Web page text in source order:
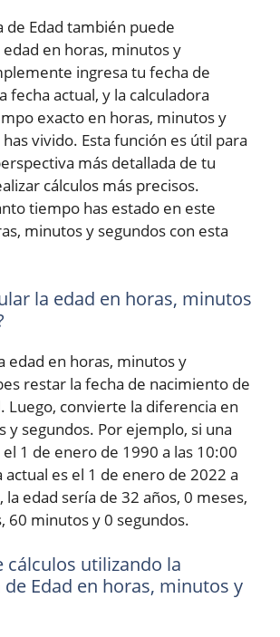
de Edad también puede
en horas, minutos y
ingresa tu fecha de
fecha actual, y la calculadora
exacto en horas, minutos y
vivido. Esta función es útil para
más detallada de tu
cálculos más precisos.
tiempo has estado en este
minutos y segundos con esta
la edad en horas, minutos
edad en horas, minutos y
restar la fecha de nacimiento de
Luego, convierte la diferencia en
y segundos. Por ejemplo, si una
1 de enero de 1990 a las 10:00
actual es el 1 de enero de 2022 a
la edad sería de 32 años, 0 meses,
60 minutos y 0 segundos.
cálculos utilizando la
Edad en horas, minutos y